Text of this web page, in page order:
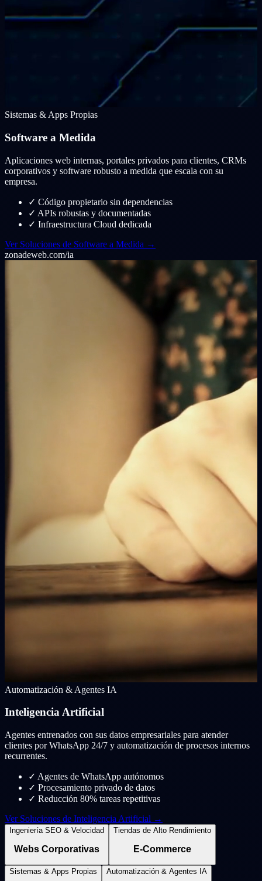
Sistemas & Apps Propias
Software a Medida
Aplicaciones web internas, portales privados para clientes, CRMs
corporativos y software robusto a medida que escala con su
empresa.
✓ Código propietario sin dependencias
✓ APIs robustas y documentadas
✓ Infraestructura Cloud dedicada
Ver Soluciones de Software a Medida →
zonadeweb.com/ia
Automatización & Agentes IA
Inteligencia Artificial
Agentes entrenados con sus datos empresariales para atender
clientes por WhatsApp 24/7 y automatización de procesos internos
recurrentes.
✓ Agentes de WhatsApp autónomos
✓ Procesamiento privado de datos
✓ Reducción 80% tareas repetitivas
Ver Soluciones de Inteligencia Artificial →
Ingeniería SEO & Velocidad
Webs Corporativas
Tiendas de Alto Rendimiento
E-Commerce
Sistemas & Apps Propias Automatización & Agentes IA